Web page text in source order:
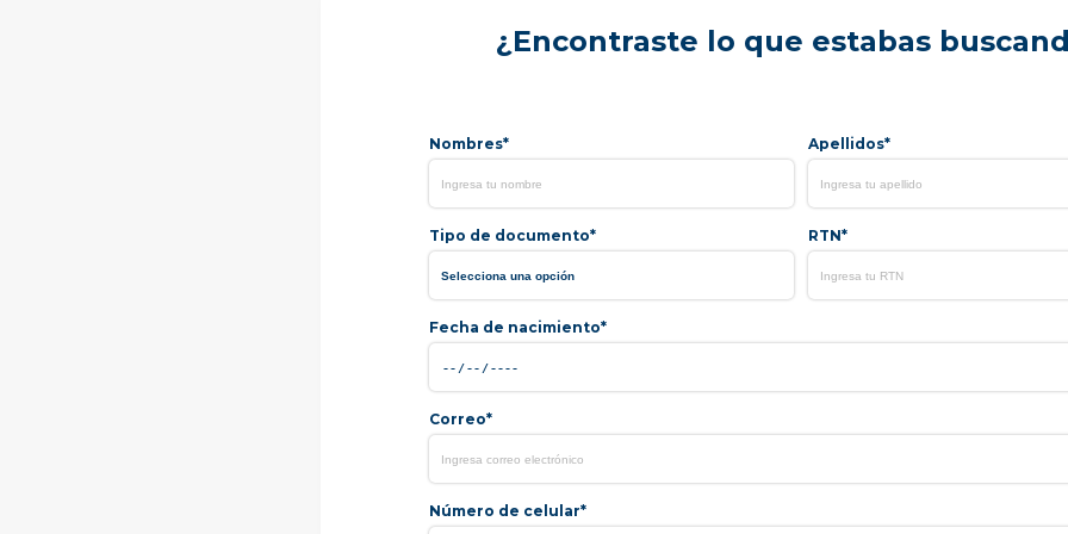
¿Encontraste lo que estabas
Nombres* Apellidos*
Tipo de documento* RTN*
Fecha de nacimiento*
Correo*
Número de celular*